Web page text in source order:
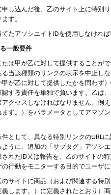
し込んだ後、乙のサイト上に特別
す。
たアソシエイトIDを使用しなけれ
一般要件
は甲が乙に対して提供することが
当該種類のリンクの表示を中止し
が乙に対して提供したかを問わず
する責任を単独で負います。乙は
クセスしなければなりません。例
す。）をパラメータとしてアマゾ
として、異なる特別リンクのURL
うに、追加の「サブタグ」アソシ
れたID又は報告を、乙のサイトの
行動をモニターする目的でユーザ
サイトに商品（および関連する特
義します。）に定義されたとおり